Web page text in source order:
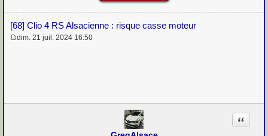
[68] Clio 4 RS Alsacienne : risque casse moteur
dim. 21 juil. 2024 16:50
Citation